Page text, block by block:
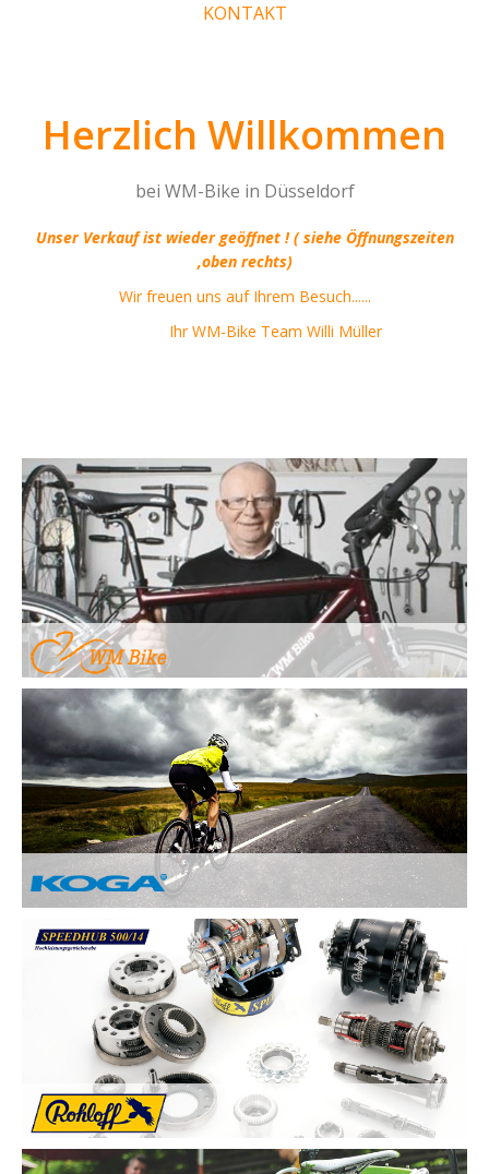
KONTAKT
Herzlich Willkommen
bei WM-Bike in Düsseldorf
Unser Verkauf ist wieder geöffnet ! ( siehe Öffnungszeiten
,oben rechts)
Wir freuen uns auf Ihrem Besuch......
Ihr WM-Bike Team Willi Müller
Nach Ihren Vorstellungen fertigen wir individuelle und
einzigartige Räder und sind erst zufrieden, wenn Sie zufrieden
sind. Deswegen legen wir besonderen Wert auf:
Kundenzufriedenheit durch Individuelle
Kundenberatung
Sicherheit und Fahrkomfort durch hochwertige
Komponenten
...
Von Hand gebaute Perfektion.
Alle KOGA Fahrräder werden von Hand in Holland gefertigt
und bestechen durch tolles Design. KOGA bietet eine breite
Auswahl an qualitativ Hochwertigen Elektrorädern, City-Bikes,
Trekking- und Reiserädern, Mountainbikes und Rennrädern.
Die Rohloff SPEEDHUB 500/14 wurde für Profis und